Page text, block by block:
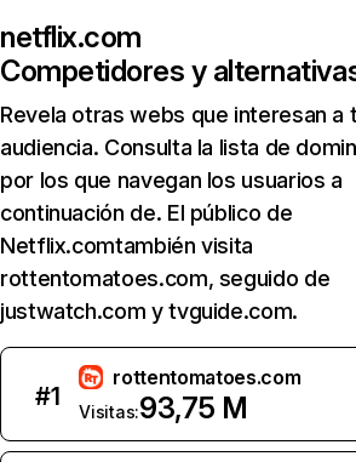
netflix.com
Competidores y
Revela otras webs que interesan a
audiencia. Consulta la lista de
por los que navegan los usuarios a
continuación de. El público de
Netflix.comtambién visita
rottentomatoes.com, seguido de
justwatch.com y tvguide.com.
#1
rottentomatoes.com
Visitas:93,75 M